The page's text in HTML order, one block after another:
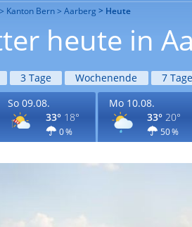
Kanton Bern Aarberg Heute
heute in
3 Tage Wochenende 7 Tage
So 09.08.
33° 18°
0 %
Mo 10.08.
33° 20°
50 %